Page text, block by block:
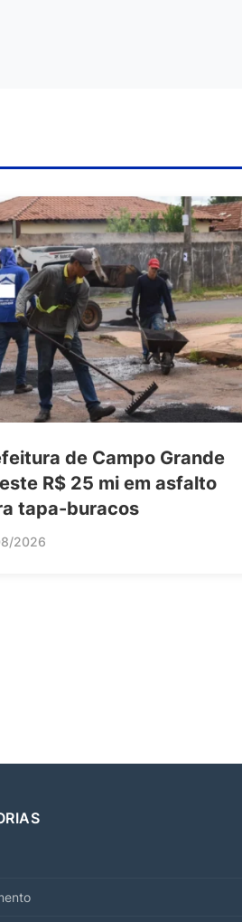
de Campo Grande
R$ 25 mi em asfalto
tapa-buracos
2026